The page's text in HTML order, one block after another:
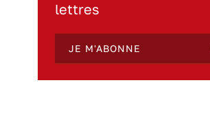
lettres
JE M'ABONNE